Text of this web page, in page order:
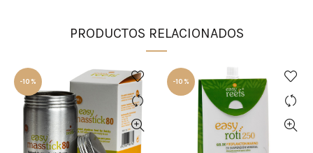
PRODUCTOS RELACIONADOS
-10% -10%